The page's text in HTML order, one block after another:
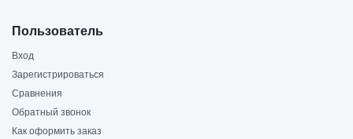
Пользователь
Вход
Зарегистрироваться
Сравнения
Обратный звонок
Как оформить заказ